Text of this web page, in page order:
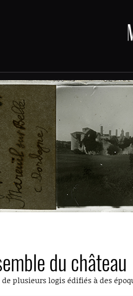
du château
plusieurs logis édifiés à des